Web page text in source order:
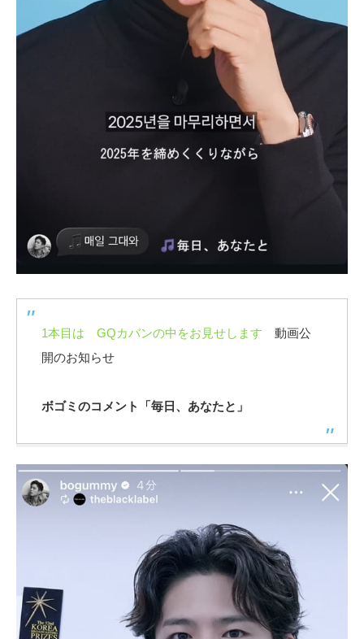
1本目は GQカバンの中をお見せします 動画公
開のお知らせ
ボゴミのコメント「毎日、あなたと」